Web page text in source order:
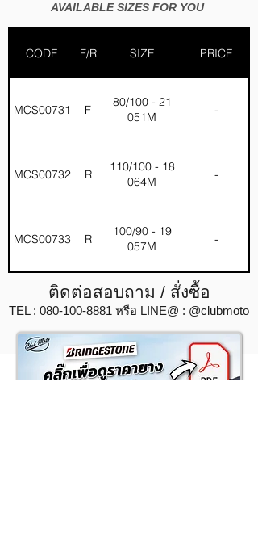
AVAILABLE SIZES FOR YOU
CODE F/R SIZE PRICE
MCS00731 F
80/100 - 21
051M
-
MCS00732 R
110/100 - 18
064M
-
MCS00733 R
100/90 - 19
057M
-
ติดต่อสอบถาม / สั่งซื้อ
TEL : 080-100-8881 หรือ LINE@ : @clubmoto